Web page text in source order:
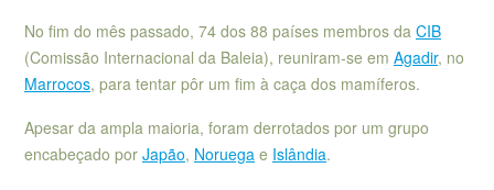
No fim do mês passado, 74 dos 88 países membros da CIB
(Comissão Internacional da Baleia), reuniram-se em Agadir, no
Marrocos, para tentar pôr um fim à caça dos mamíferos.
Apesar da ampla maioria, foram derrotados por um grupo
encabeçado por Japão, Noruega e Islândia.